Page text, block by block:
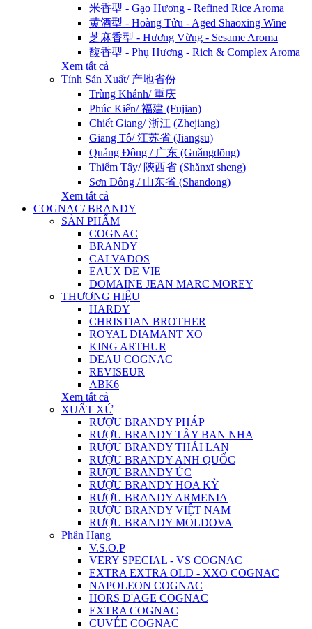
米香型 - Gạo Hương - Refined Rice Aroma
黄酒型 - Hoàng Tửu - Aged Shaoxing Wine
芝麻香型 - Hương Vừng - Sesame Aroma
馥香型 - Phụ Hương - Rich & Complex Aroma
Xem tất cả
Tỉnh Sản Xuất/ 产地省份
Trùng Khánh/ 重庆
Phúc Kiến/ 福建 (Fujian)
Chiết Giang/ 浙江 (Zhejiang)
Giang Tô/ 江苏省 (Jiangsu)
Quảng Đông / 广东 (Guǎngdōng)
Thiểm Tây/ 陝西省 (Shǎnxī sheng)
Sơn Đông / 山东省 (Shāndōng)
Xem tất cả
COGNAC/ BRANDY
SẢN PHẨM
COGNAC
BRANDY
CALVADOS
EAUX DE VIE
DOMAINE JEAN MARC MOREY
THƯƠNG HIỆU
HARDY
CHRISTIAN BROTHER
ROYAL DIAMANT XO
KING ARTHUR
DEAU COGNAC
REVISEUR
ABK6
Xem tất cả
XUẤT XỨ
RƯỢU BRANDY PHÁP
RƯỢU BRANDY TÂY BAN NHA
RƯỢU BRANDY THÁI LAN
RƯỢU BRANDY ANH QUỐC
RƯỢU BRANDY ÚC
RƯỢU BRANDY HOA KỲ
RƯỢU BRANDY ARMENIA
RƯỢU BRANDY VIỆT NAM
RƯỢU BRANDY MOLDOVA
Phân Hạng
V.S.O.P
VERY SPECIAL - VS COGNAC
EXTRA EXTRA OLD - XXO COGNAC
NAPOLEON COGNAC
HORS D'AGE COGNAC
EXTRA COGNAC
CUVÉE COGNAC